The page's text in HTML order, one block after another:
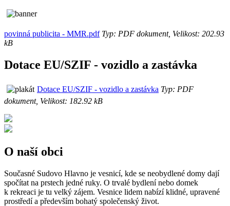
povinná publicita - MMR.pdfTyp: PDF dokument, Velikost: 202.93
kB
Dotace EU/SZIF - vozidlo a zastávka
Dotace EU/SZIF - vozidlo a zastávka Typ: PDF
dokument, Velikost: 182.92 kB
O naší obci
Současné Sudovo Hlavno je vesnicí, kde se neobydlené domy dají
spočítat na prstech jedné ruky. O trvalé bydlení nebo domek
k rekreaci je tu velký zájem. Vesnice lidem nabízí klidné, upravené
prostředí a především bohatý společenský život.